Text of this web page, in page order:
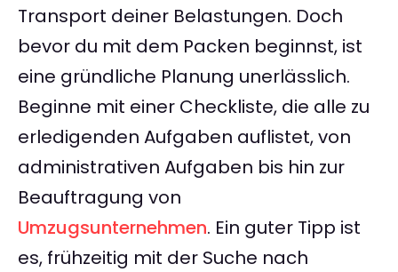
Transport deiner Belastungen. Doch
bevor du mit dem Packen beginnst, ist
eine gründliche Planung unerlässlich.
Beginne mit einer Checkliste, die alle zu
erledigenden Aufgaben auflistet, von
administrativen Aufgaben bis hin zur
Beauftragung von
Umzugsunternehmen. Ein guter Tipp ist
es, frühzeitig mit der Suche nach